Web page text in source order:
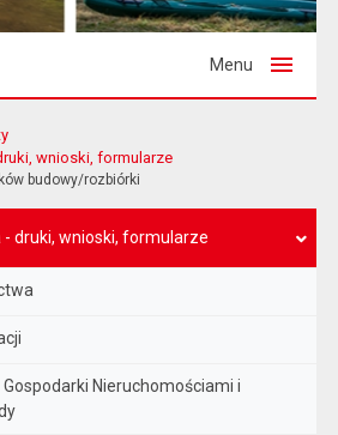
Menu
wnioski, formularze
budowy/rozbiórki
druki, wnioski, formularze
Gospodarki Nieruchomościami i